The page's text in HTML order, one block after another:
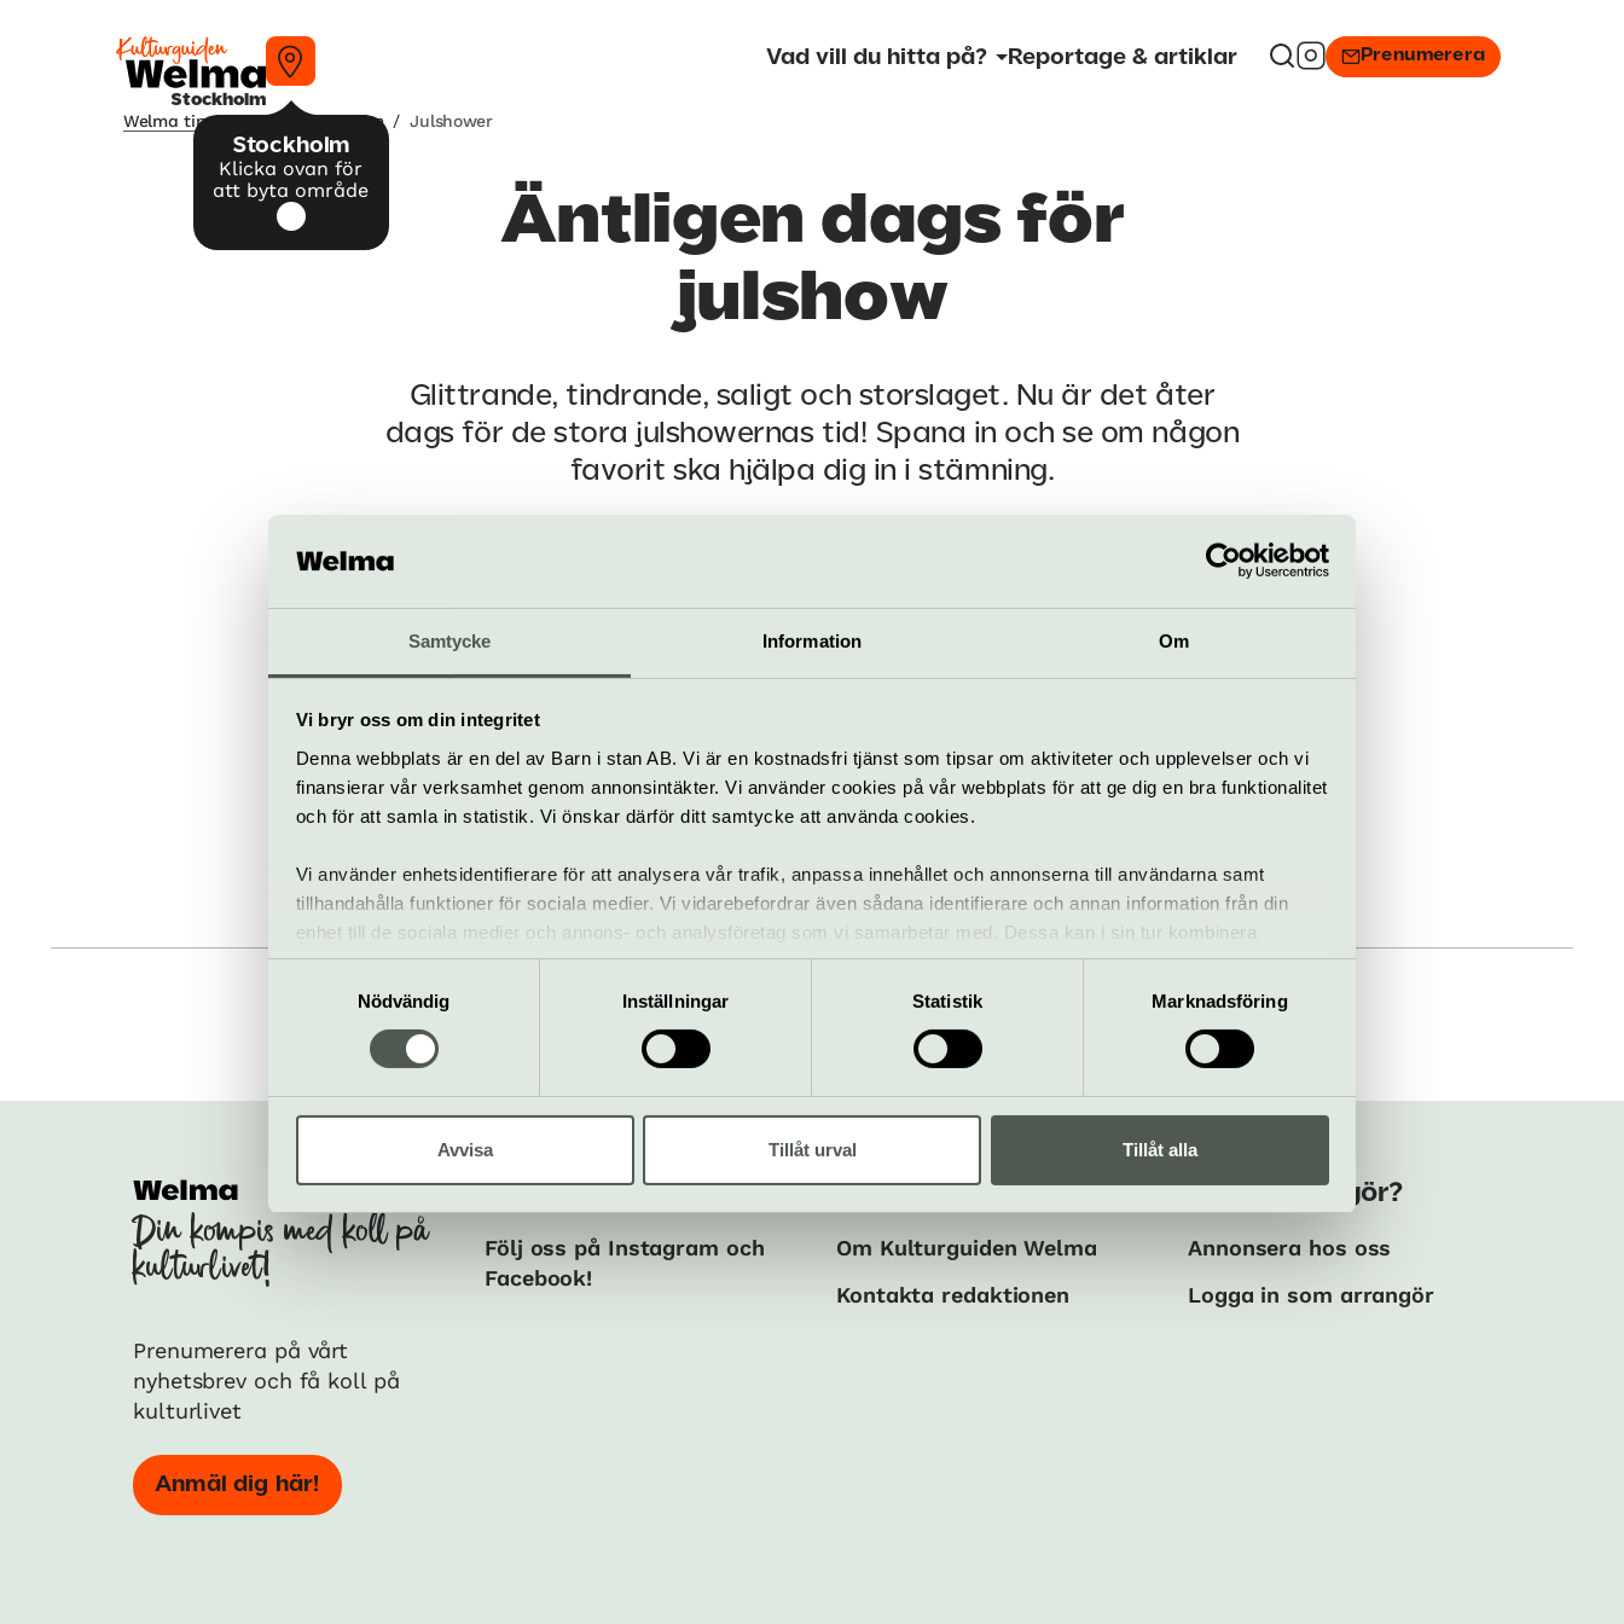
Samtycke Information Om
Vi bryr oss om din integritet
Denna webbplats är en del av Barn i stan AB. Vi är en kostnadsfri tjänst som tipsar om aktiviteter och upplevelser och vi
finansierar vår verksamhet genom annonsintäkter. Vi använder cookies på vår webbplats för att ge dig en bra funktionalitet
och för att samla in statistik. Vi önskar därför ditt samtycke att använda cookies.
Vi använder enhetsidentifierare för att analysera vår trafik, anpassa innehållet och annonserna till användarna samt
tillhandahålla funktioner för sociala medier. Vi vidarebefordrar även sådana identifierare och annan information från din
enhet till de sociala medier och annons- och analysföretag som vi samarbetar med. Dessa kan i sin tur kombinera
informationen med annan information som du har tillhandahållit eller som de har samlat in när du har använt deras tjänster.
Nödvändig
Inställningar Statistik Marknadsföring
Avvisa Tillåt urval Tillåt alla
Stockholm
Stockholm
Klicka ovan för
att byta område
Vad vill du hitta på? Reportage & artiklar Prenumerera
Welma tipsar / Jul i Stockholm / Julshower
Äntligen dags för
julshow
Glittrande, tindrande, saligt och storslaget. Nu är det åter
dags för de stora julshowernas tid! Spana in och se om någon
favorit ska hjälpa dig in i stämning.
Till startsidan
Din kompis med koll på
kulturlivet!
Prenumerera på vårt
nyhetsbrev och få koll på
kulturlivet
Anmäl dig här!
Följ oss på Instagram och
Facebook!
Om Kulturguiden Welma
Kontakta redaktionen
Kulturarrangör?
Annonsera hos oss
Logga in som arrangör